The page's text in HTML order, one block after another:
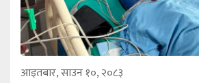
आइतबार, साउन १०, २०८३